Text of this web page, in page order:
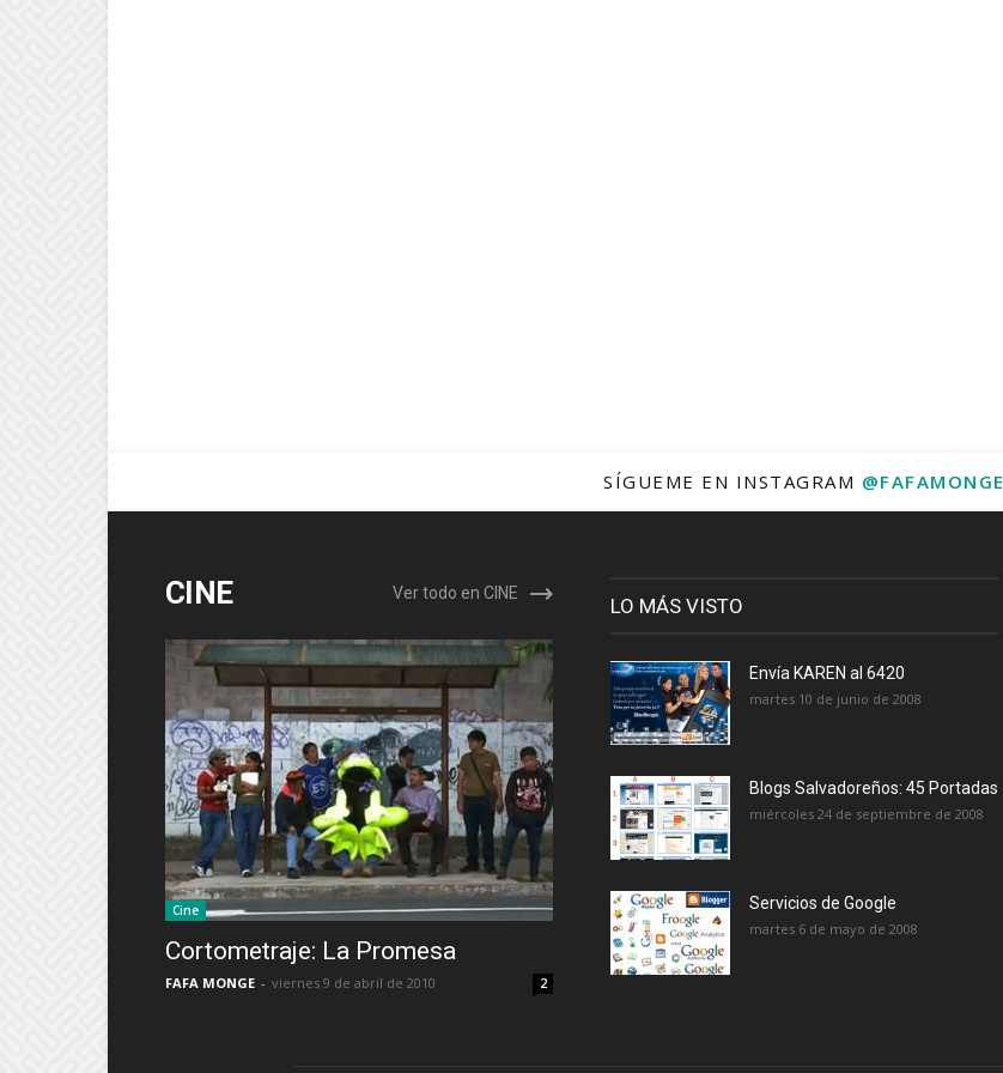
SÍGUEME EN INSTAGRAM @FAFAMONGE
CINE Ver todo en CINE
Cine
Cortometraje: La Promesa
FAFA MONGE - viernes 9 de abril de 2010 2
LO MÁS VISTO
Envía KAREN al 6420
martes 10 de junio de 2008
Blogs Salvadoreños: 45 Portadas
miércoles 24 de septiembre de 2008
Servicios de Google
martes 6 de mayo de 2008